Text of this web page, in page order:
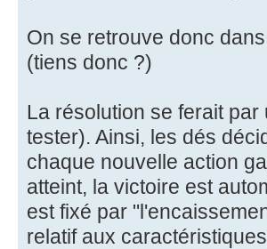
On se retrouve donc
(tiens donc ?)
La résolution se ferait
tester). Ainsi, les dés
chaque nouvelle action
atteint, la victoire est
est fixé par
relatif aux